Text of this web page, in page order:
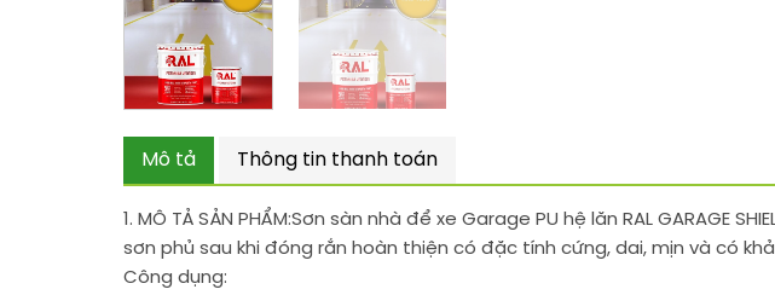
Mô tả Thông tin thanh toán
1. MÔ TẢ SẢN PHẨM:Sơn sàn nhà để xe Garage PU hệ lăn RAL GARAGE
sơn phủ sau khi đóng rắn hoàn thiện có đặc tính cứng, dai, mịn và có
Công dụng: